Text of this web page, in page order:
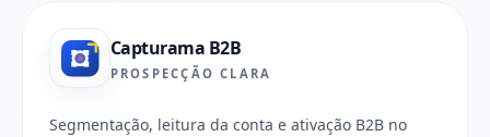
Capturama B2B
PROSPECÇÃO CLARA
Segmentação, leitura da conta e ativação B2B no